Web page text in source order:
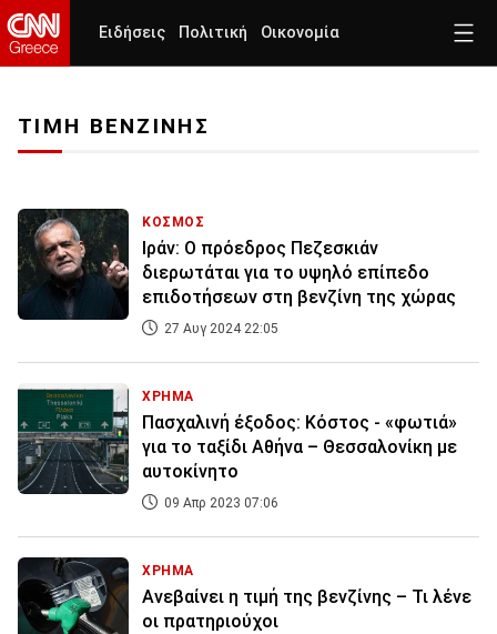
Ειδήσεις Πολιτική Οικονομία
ΤΙΜΗ ΒΕΝΖΙΝΗΣ
ΚΟΣΜΟΣ
Ιράν: Ο πρόεδρος Πεζεσκιάν
διερωτάται για το υψηλό επίπεδο
επιδοτήσεων στη βενζίνη της χώρας
27 Αυγ 2024 22:05
ΧΡΗΜΑ
Πασχαλινή έξοδος: Κόστος - «φωτιά»
για το ταξίδι Αθήνα – Θεσσαλονίκη με
αυτοκίνητο
09 Απρ 2023 07:06
ΧΡΗΜΑ
Ανεβαίνει η τιμή της βενζίνης – Τι λένε
οι πρατηριούχοι